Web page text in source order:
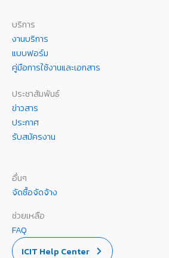
บริการ
งานบริการ
แบบฟอร์ม
คู่มือการใช้งานและเอกสาร
ประชาสัมพันธ์
ข่าวสาร
ประกาศ
รับสมัครงาน
อื่นๆ
จัดซื้อจัดจ้าง
ช่วยเหลือ
FAQ
ICIT Help Center